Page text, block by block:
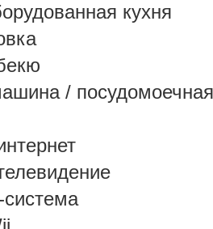
кухня
/
система